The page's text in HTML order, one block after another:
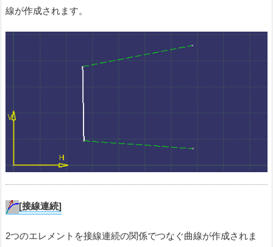
線が作成されます。
[接線連続]
2つのエレメントを接線連続の関係でつなぐ曲線が作成されま